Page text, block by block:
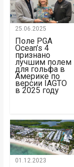
25.06.2025
Поле PGA
Ocean’s 4
признано
лучшим полем
для гольфа в
Америке по
версии IAGTO
в 2025 году
01.12.2023